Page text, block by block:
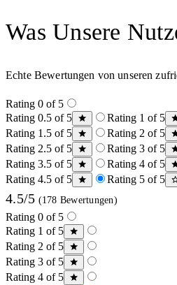
Was Unsere
Echte Bewertungen von unseren
Rating 0 of 5
Rating 0.5 of 5
Rating 1 of 5
Rating 1.5 of 5
Rating 2 of 5
Rating 2.5 of 5
Rating 3 of 5
Rating 3.5 of 5
Rating 4 of 5
Rating 4.5 of 5
Rating 5 of 5
4.5/5 (178 Bewertungen)
Rating 0 of 5
Rating 1 of 5
Rating 2 of 5
Rating 3 of 5
Rating 4 of 5